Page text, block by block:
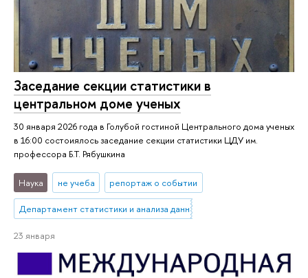
Заседание секции статистики в
центральном доме ученых
30 января 2026 года в Голубой гостиной Центрального дома ученых
в 16:00 состоиялось заседание секции статистики ЦДУ им.
профессора Б.Т. Рябушкина
Наука не учеба репортаж о событии
Департамент статистики и анализа данных
23 января